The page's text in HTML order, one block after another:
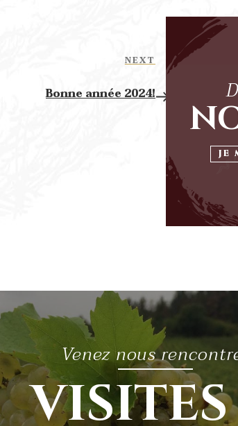
Next
NEXT
Bonne année 2024!
JE
Venez nous